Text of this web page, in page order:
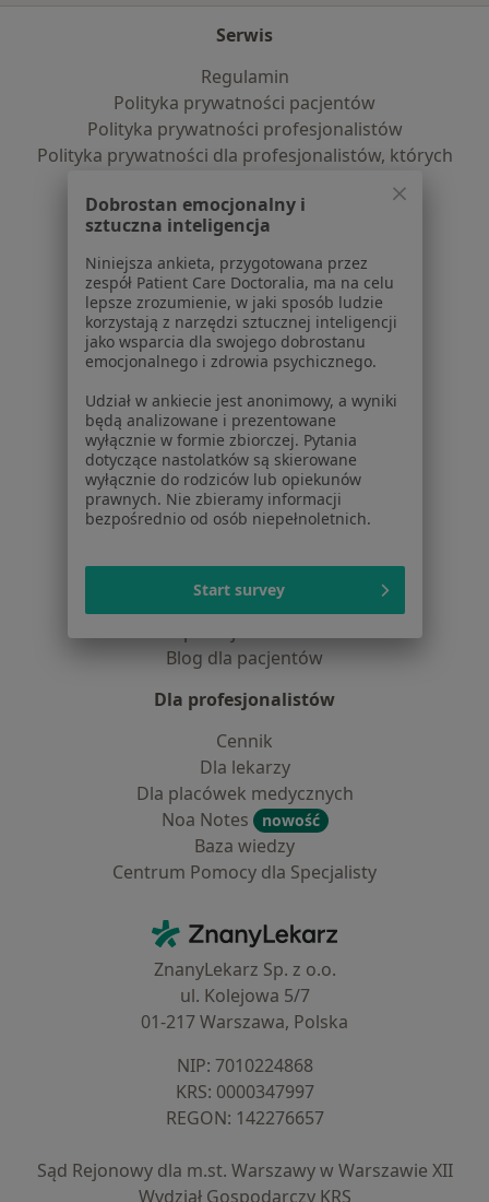
Serwis
Regulamin
Polityka prywatności pacjentów
Polityka prywatności profesjonalistów
Polityka prywatności dla profesjonalistów, których
Polityka cookies
Jak działają wyniki wyszukiwania
Dostępność
O nas
Praca Rekrutujemy!
Partnerzy
Centrum prasowe
Kontakt
Dla pacjentów
Lekarze
Placówki medyczne
Pytania i odpowiedzi
Choroby
Blog dla pacjentów
Dla profesjonalistów
Cennik
Dla lekarzy
Dla placówek medycznych
Noa Notes
nowość
Baza wiedzy
Centrum Pomocy dla Specjalisty
ZnanyLekarz - Strona główna
ZnanyLekarz Sp. z o.o.
ul. Kolejowa 5/7
01-217 Warszawa, Polska
NIP: ⁠7010224868
KRS: ⁠0000347997
REGON: ⁠142276657
Sąd Rejonowy dla m.st. Warszawy w Warszawie XII
Wydział Gospodarczy KRS
Dobrostan emocjonalny i
sztuczna inteligencja
Niniejsza ankieta, przygotowana przez
zespół Patient Care Doctoralia, ma na celu
lepsze zrozumienie, w jaki sposób ludzie
korzystają z narzędzi sztucznej inteligencji
jako wsparcia dla swojego dobrostanu
emocjonalnego i zdrowia psychicznego.
Udział w ankiecie jest anonimowy, a wyniki
będą analizowane i prezentowane
wyłącznie w formie zbiorczej. Pytania
dotyczące nastolatków są skierowane
wyłącznie do rodziców lub opiekunów
prawnych. Nie zbieramy informacji
bezpośrednio od osób niepełnoletnich.
Start survey